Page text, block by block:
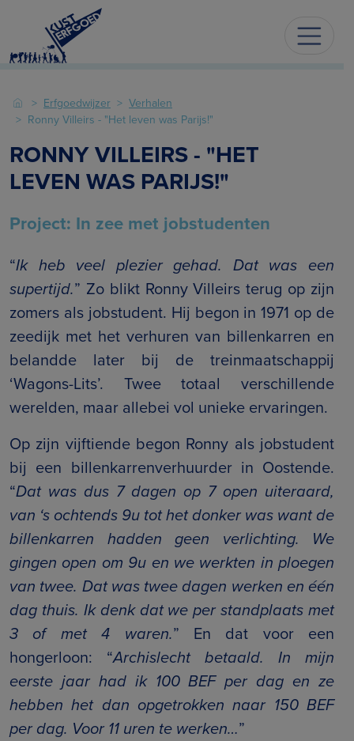
Erfgoedwijzer
Verhalen
Ronny Villeirs - "Het leven was Parijs!"
RONNY VILLEIRS - "HET
LEVEN WAS PARIJS!"
Project: In zee met jobstudenten
“Ik heb veel plezier gehad. Dat was een
supertijd.” Zo blikt Ronny Villeirs terug op zijn
zomers als jobstudent. Hij begon in 1971 op de
zeedijk met het verhuren van billenkarren en
belandde later bij de treinmaatschappij
‘Wagons-Lits’. Twee totaal verschillende
werelden, maar allebei vol unieke ervaringen.
Op zijn vijftiende begon Ronny als jobstudent
bij een billenkarrenverhuurder in Oostende.
“Dat was dus 7 dagen op 7 open uiteraard,
van ‘s ochtends 9u tot het donker was want de
billenkarren hadden geen verlichting. We
gingen open om 9u en we werkten in ploegen
van twee. Dat was twee dagen werken en één
dag thuis. Ik denk dat we per standplaats met
3 of met 4 waren.” En dat voor een
hongerloon: “Archislecht betaald. In mijn
eerste jaar had ik 100 BEF per dag en ze
hebben het dan opgetrokken naar 150 BEF
per dag. Voor 11 uren te werken…”